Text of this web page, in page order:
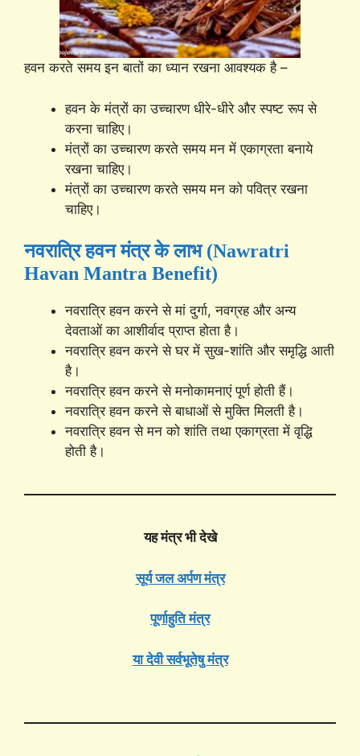
हवन करते समय इन बातों का ध्यान रखना आवश्यक है –
हवन के मंत्रों का उच्चारण धीरे-धीरे और स्पष्ट रूप से
करना चाहिए।
मंत्रों का उच्चारण करते समय मन में एकाग्रता बनाये
रखना चाहिए।
मंत्रों का उच्चारण करते समय मन को पवित्र रखना
चाहिए।
नवरात्रि हवन मंत्र के लाभ (Nawratri
Havan Mantra Benefit)
नवरात्रि हवन करने से मां दुर्गा, नवग्रह और अन्य
देवताओं का आशीर्वाद प्राप्त होता है।
नवरात्रि हवन करने से घर में सुख-शांति और समृद्धि आती
है।
नवरात्रि हवन करने से मनोकामनाएं पूर्ण होती हैं।
नवरात्रि हवन करने से बाधाओं से मुक्ति मिलती है।
नवरात्रि हवन से मन को शांति तथा एकाग्रता में वृद्धि
होती है।
यह मंत्र भी देखे
सूर्य जल अर्पण मंत्र
पूर्णाहुति मंत्र
या देवी सर्वभूतेषु मंत्र